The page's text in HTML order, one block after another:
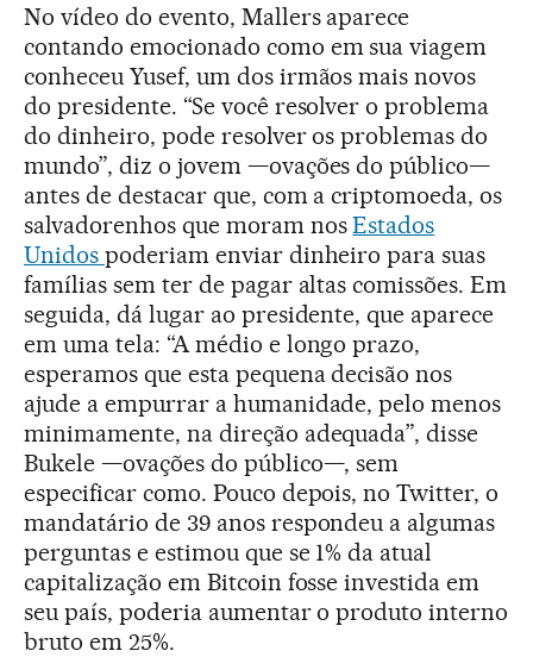
No vídeo do evento, Mallers aparece
contando emocionado como em sua viagem
conheceu Yusef, um dos irmãos mais novos
do presidente. “Se você resolver o problema
do dinheiro, pode resolver os problemas do
mundo”, diz o jovem —ovações do público—
antes de destacar que, com a criptomoeda, os
salvadorenhos que moram nosEstados
Unidos poderiam enviar dinheiro para suas
famílias sem ter de pagar altas comissões. Em
seguida, dá lugar ao presidente, que aparece
em uma tela: “A médio e longo prazo,
esperamos que esta pequena decisão nos
ajude a empurrar a humanidade, pelo menos
minimamente, na direção adequada”, disse
Bukele —ovações do público—, sem
especificar como. Pouco depois, no Twitter, o
mandatário de 39 anos respondeu a algumas
perguntas e estimou que se 1% da atual
capitalização em Bitcoin fosse investida em
seu país, poderia aumentar o produto interno
bruto em 25%.